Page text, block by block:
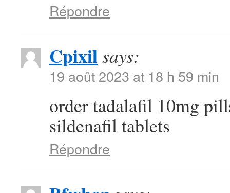
Répondre
Cpixilsays:
19 août 2023 at 18 h 59 min
order tadalafil 10mg
sildenafil tablets
Répondre